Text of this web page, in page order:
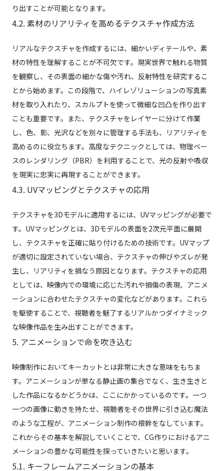
り出すことが可能となります。
4.2. 素材のリアリティを高めるテクスチャ作成方法
リアルなテクスチャを作成するには、細かいディテールや、素
材の特性を理解することが不可欠です。現実世界で触れる物質
を観察し、その表面の細かな傷や汚れ、反射特性を研究するこ
とから始めます。この段階で、ハイレゾリューションの写真素
材を取り入れたり、スカルプトを使って微細な凹凸を作り出す
ことも重要です。また、テクスチャをレイヤーに分けて作業
し、色、影、光沢などを別々に管理する手法も、リアリティを
高めるのに役立ちます。高度なテクニックとしては、物理ベー
スのレンダリング（PBR）を利用することで、光の反射や吸収
を現実に忠実に再現することができます。
4.3. UVマッピングとテクスチャの応用
テクスチャを3Dモデルに適用するには、UVマッピングが必要で
す。UVマッピングとは、3Dモデルの表面を2次元平面に展開
し、テクスチャを正確に貼り付けるための技術です。UVマップ
が適切に設定されていない場合、テクスチャの伸びやズレが発
生し、リアリティを損なう原因となります。テクスチャの応用
としては、映像内での環境に応じた汚れや損傷の表現、アニメ
ーションに合わせたテクスチャの変化などがあります。これら
を駆使することで、視聴者を魅了するリアルかつダイナミック
な映像作品を生み出すことができます。
5. アニメーションで命を吹き込む
映像制作においてキーカットとは非常に大きな意味をもちま
す。アニメーションが単なる静止画の集合でなく、生き生きと
した作品になるかどうかは、ここにかかっているのです。一つ
一つの画像に動きを持たせ、視聴者をその世界に引き込む魔法
のような工程が、アニメーション制作の根幹をなしています。
これからその基本を解説していくことで、CG作りにおけるアニ
メーションの豊かな可能性を探っていきたいと思います。
5.1. キーフレームアニメーションの基本